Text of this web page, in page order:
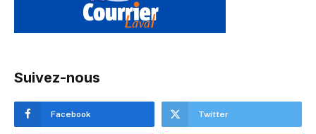
Suivez-nous
Facebook Twitter